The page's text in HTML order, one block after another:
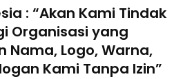
: “Akan Kami Tindak
Organisasi yang
Nama, Logo, Warna,
Kami Tanpa Izin”